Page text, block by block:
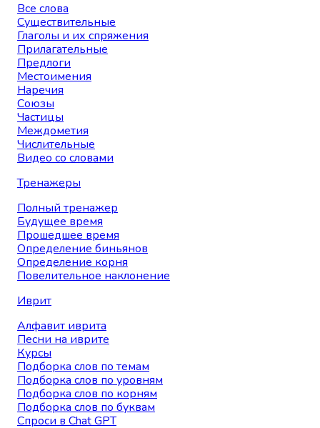
Все слова
Существительные
Глаголы и их спряжения
Прилагательные
Предлоги
Местоимения
Наречия
Союзы
Частицы
Междометия
Числительные
Видео со словами
Тренажеры
Полный тренажер
Будущее время
Прошедшее время
Определение биньянов
Определение корня
Повелительное наклонение
Иврит
Алфавит иврита
Песни на иврите
Курсы
Подборка слов по темам
Подборка слов по уровням
Подборка слов по корням
Подборка слов по буквам
Спроси в Chat GPT